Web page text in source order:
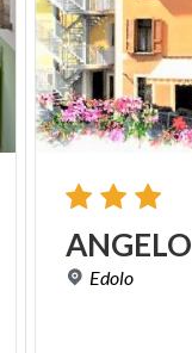
ANGELO
Edolo